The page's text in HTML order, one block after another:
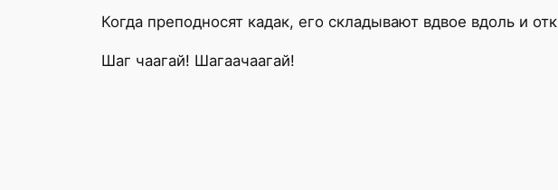
Когда преподносят кадак, его складывают вдвое вдоль и
Шаг чаагай! Шагаачаагай!